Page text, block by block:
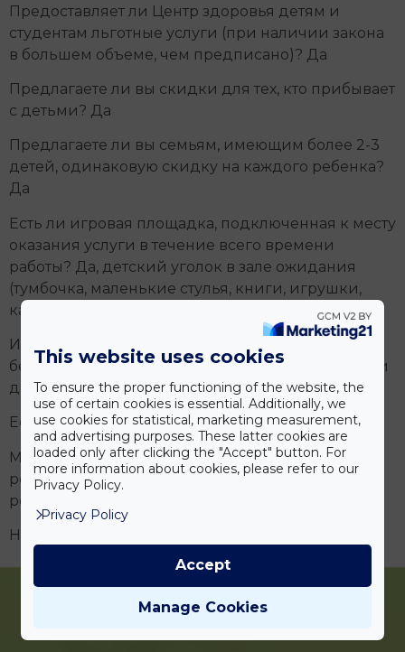
Предоставляет ли Центр здоровья детям и
студентам льготные услуги (при наличии закона
в большем объеме, чем предписано)? Да
Предлагаете ли вы скидки для тех, кто прибывает
с детьми? Да
Предлагаете ли вы семьям, имеющим более 2-3
детей, одинаковую скидку на каждого ребенка?
Да
Есть ли игровая площадка, подключенная к месту
оказания услуги в течение всего времени
работы? Да, детский уголок в зале ожидания
(тумбочка, маленькие стулья, книги, игрушки,
карандаши, книжки-раскраски)
Имеются ли материальные условия для
безопасного пребывания и ухода за маленькими
детьми: безопасная розетка? Да
Есть ли мероприятие для семей? Да
Можно ли обеспечить постоянное присутствие
родителя или родственника во время ухода за
ребенком? Да
На каждом этаже есть туалет/ванная и туалет.
This website uses cookies
To ensure the proper functioning of the website, the
use of certain cookies is essential. Additionally, we
use cookies for statistical, marketing measurement,
and advertising purposes. These latter cookies are
loaded only after clicking the "Accept" button. For
more information about cookies, please refer to our
Privacy Policy.
Privacy Policy
Manage Cookies
Accept